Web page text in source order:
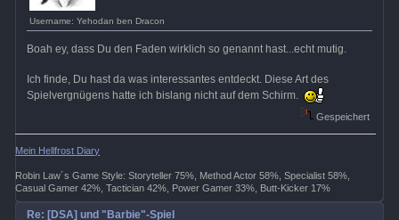
Username: Yehodan ben Dracon
Boah ey, dass Du den Faden wirklich so genannt hast...echt mutig.
Ich finde, Du hast da was interessantes entdeckt. Diese Art des
Spielvergnügens hatte ich bislang nicht auf dem Schirm.
Gespeichert
Mein Hellfrost Diary
Robin Law´s Game Style: Storyteller 75%, Method Actor 58%, Specialist 58%,
Casual Gamer 42%, Tactician 42%, Power Gamer 33%, Butt-Kicker 17%
Re: [DSA] und "Barbie"-Spiel